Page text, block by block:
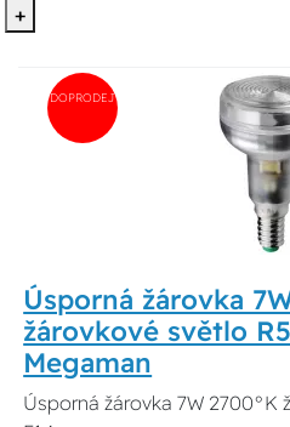
+
DOPRODEJ
Úsporná žárovka
žárovkové světlo
Megaman
Úsporná žárovka 7W